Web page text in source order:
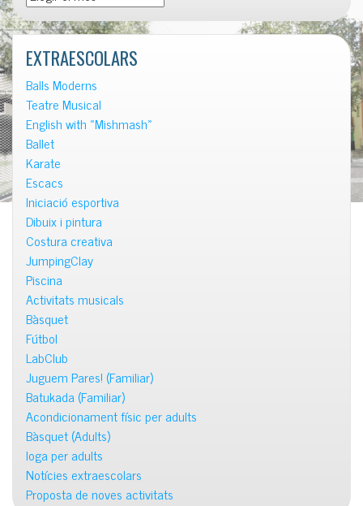
les
notícies
EXTRAESCOLARS
Balls Moderns
Teatre Musical
English with «Mishmash»
Ballet
Karate
Escacs
Iniciació esportiva
Dibuix i pintura
Costura creativa
JumpingClay
Piscina
Activitats musicals
Bàsquet
Fútbol
LabClub
Juguem Pares! (Familiar)
Batukada (Familiar)
Acondicionament físic per adults
Bàsquet (Adults)
Ioga per adults
Notícies extraescolars
Proposta de noves activitats